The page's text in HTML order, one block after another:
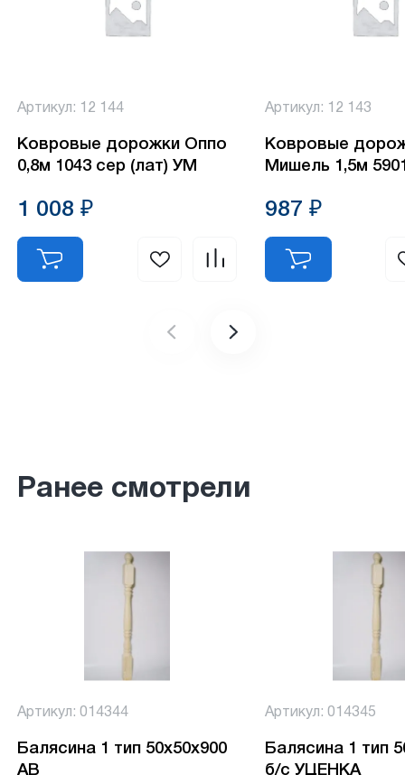
Артикул: 12 144
Ковровые дорожки Оппо
0,8м 1043 сер (лат) УМ
1 008 ₽
Артикул: 12 143
Ковровые
Мишель 1,5м
987 ₽
Ранее смотрели
Артикул: 014344
Балясина 1 тип 50х50х900
АВ
Артикул: 014345
Балясина 1 тип
б/с УЦЕНКА